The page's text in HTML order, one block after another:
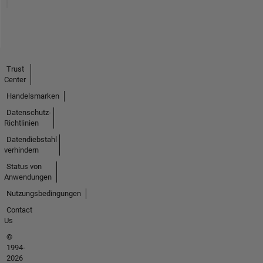
Trust
Center
Handelsmarken
Datenschutz-
Richtlinien
Datendiebstahl
verhindern
Status von
Anwendungen
Nutzungsbedingungen
Contact
Us
©
1994-
2026